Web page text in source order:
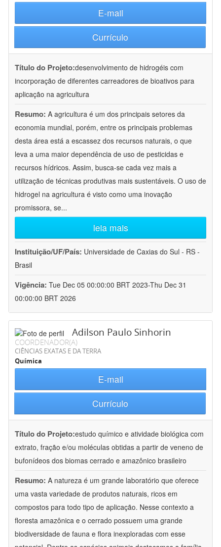
E-mail
Currículo
Título do Projeto:desenvolvimento de hidrogéis com
incorporação de diferentes carreadores de bioativos para
aplicação na agricultura
Resumo: A agricultura é um dos principais setores da
economia mundial, porém, entre os principais problemas
desta área está a escassez dos recursos naturais, o que
leva a uma maior dependência de uso de pesticidas e
recursos hídricos. Assim, busca-se cada vez mais a
utilização de técnicas produtivas mais sustentáveis. O uso de
hidrogel na agricultura é visto como uma inovação
promissora, se...
leia mais
Instituição/UF/País: Universidade de Caxias do Sul - RS -
Brasil
Vigência: Tue Dec 05 00:00:00 BRT 2023-Thu Dec 31
00:00:00 BRT 2026
Adilson Paulo Sinhorin
COORDENADOR(A)
CIÊNCIAS EXATAS E DA TERRA
Química
E-mail
Currículo
Título do Projeto:estudo químico e atividade biológica com
extrato, fração e/ou moléculas obtidas a partir de veneno de
bufonídeos dos biomas cerrado e amazônico brasileiro
Resumo: A natureza é um grande laboratório que oferece
uma vasta variedade de produtos naturais, ricos em
compostos para todo tipo de aplicação. Nesse contexto a
floresta amazônica e o cerrado possuem uma grande
biodiversidade de fauna e flora inexploradas com esse